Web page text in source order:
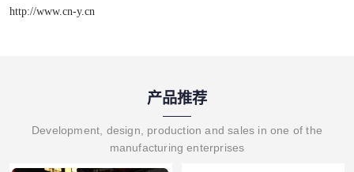
http://www.cn-y.cn
产品推荐
Development, design, production and sales in one of the
manufacturing enterprises